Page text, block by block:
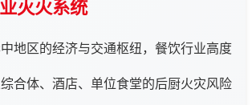
灭火系统
地区的经济与交通枢纽，餐饮行业高度
合体、酒店、单位食堂的后厨火灾风险